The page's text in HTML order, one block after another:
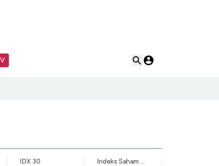
IDX 30
Indeks Saham Syariah Indonesia